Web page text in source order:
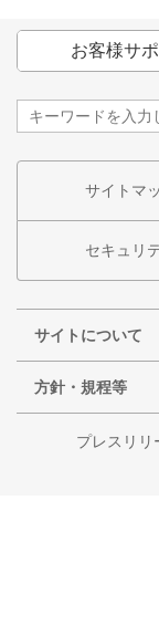
お客様サ
サイトマ
セキュリ
サイトについて
方針・規程等
プレスリリ